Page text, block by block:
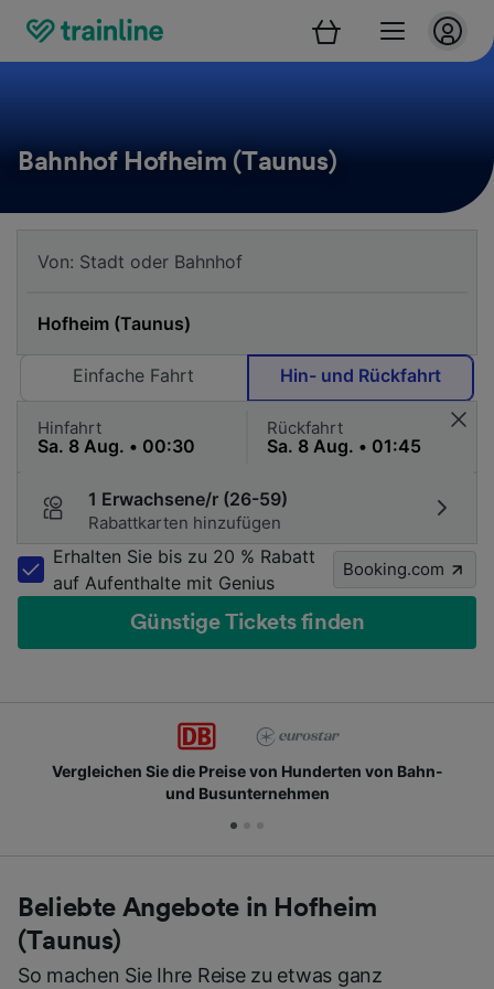
Bahnhof Hofheim (Taunus)
Einfache Fahrt Hin- und Rückfahrt
Hinfahrt Rückfahrt
1 Erwachsene/r (26-59)
Rabattkarten hinzufügen
Erhalten Sie bis zu 20 % Rabatt
auf Aufenthalte mit Genius
Booking.com
Günstige Tickets finden
Bahn- Schließen Sie sich Millionen täglichen
Beliebte Angebote in Hofheim
(Taunus)
So machen Sie Ihre Reise zu etwas ganz